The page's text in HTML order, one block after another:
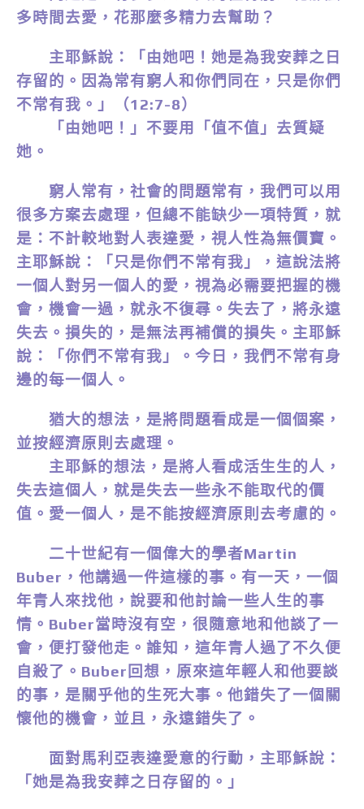
多時間去愛，花那麼多精力去幫助？
主耶穌說：「由她吧！她是為我安葬之日
存留的。因為常有窮人和你們同在，只是你們
不常有我。」（12:7-8）
「由她吧！」不要用「值不值」去質疑
她。
窮人常有，社會的問題常有，我們可以用
很多方案去處理，但總不能缺少一項特質，就
是：不計較地對人表達愛，視人性為無價寶。
主耶穌說：「只是你們不常有我」，這說法將
一個人對另一個人的愛，視為必需要把握的機
會，機會一過，就永不復尋。失去了，將永遠
失去。損失的，是無法再補償的損失。主耶穌
說：「你們不常有我」。今日，我們不常有身
邊的每一個人。
猶大的想法，是將問題看成是一個個案，
並按經濟原則去處理。
主耶穌的想法，是將人看成活生生的人，
失去這個人，就是失去一些永不能取代的價
值。愛一個人，是不能按經濟原則去考慮的。
二十世紀有一個偉大的學者Martin
Buber，他講過一件這樣的事。有一天，一個
年青人來找他，說要和他討論一些人生的事
情。Buber當時沒有空，很隨意地和他談了一
會，便打發他走。誰知，這年青人過了不久便
自殺了。Buber回想，原來這年輕人和他要談
的事，是關乎他的生死大事。他錯失了一個關
懷他的機會，並且，永遠錯失了。
面對馬利亞表達愛意的行動，主耶穌說：
「她是為我安葬之日存留的。」